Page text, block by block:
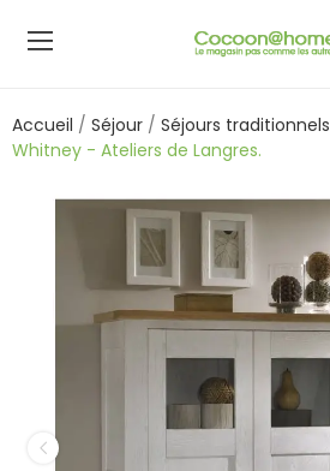
Accueil Séjour Séjours traditionnels
Whitney - Ateliers de Langres.